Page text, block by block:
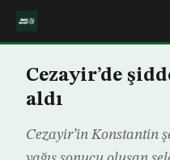
Cezayir’de
aldı
Cezayir’in Konstantin